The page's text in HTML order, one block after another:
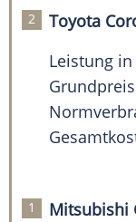
Toyota
Leistung in
Mitsubishi